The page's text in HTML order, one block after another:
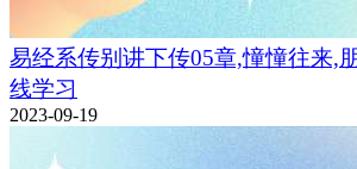
易经系传别讲下传05章,憧憧往来,
线学习
2023-09-19